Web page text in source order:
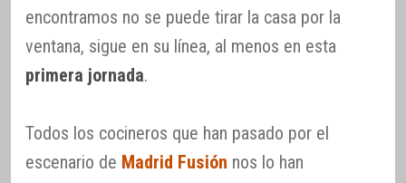
encontramos no se puede tirar la casa por la
ventana, sigue en su línea, al menos en esta
primera jornada.
Todos los cocineros que han pasado por el
escenario de Madrid Fusión nos lo han